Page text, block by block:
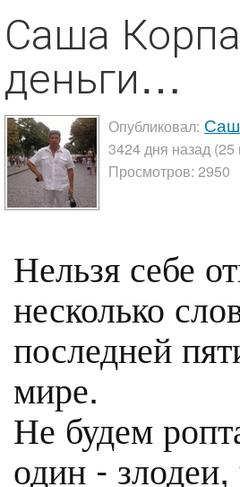
Саша
деньги…
Опубликовал:
3424 дня назад
Просмотров: 2950
Нельзя себе
несколько
последней
мире.
Не будем
один -